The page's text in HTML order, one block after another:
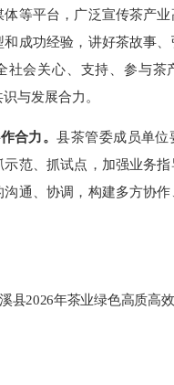
体等平台，广泛宣传茶产
成功经验，讲好茶故事
社会关心、支持、参与茶
与发展合力。
合力。县茶管委成员单位
范、抓试点，加强业务
沟通、协调，构建多方协
县2026年茶业绿色高质高